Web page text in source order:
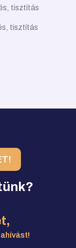
tisztítás
tisztítás